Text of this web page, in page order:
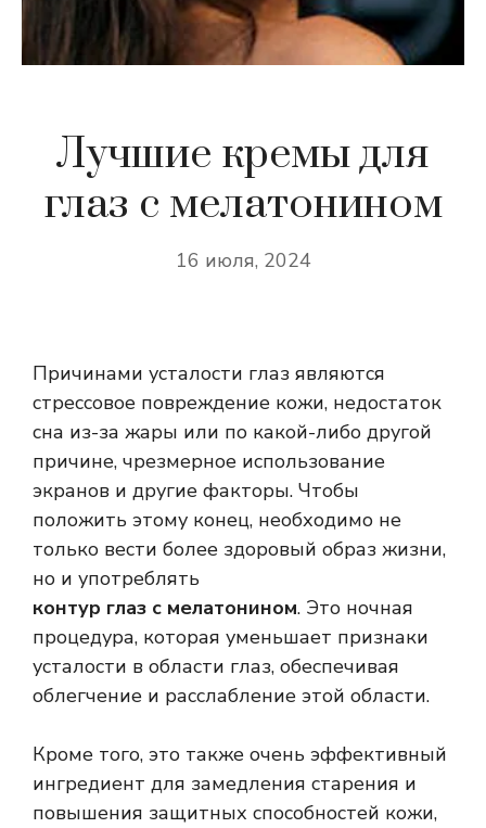
Лучшие кремы для
глаз с мелатонином
16 июля, 2024
Причинами усталости глаз являются
стрессовое повреждение кожи, недостаток
сна из-за жары или по какой-либо другой
причине, чрезмерное использование
экранов и другие факторы. Чтобы
положить этому конец, необходимо не
только вести более здоровый образ жизни,
но и употреблять
контур глаз с мелатонином. Это ночная
процедура, которая уменьшает признаки
усталости в области глаз, обеспечивая
облегчение и расслабление этой области.
Кроме того, это также очень эффективный
ингредиент для замедления старения и
повышения защитных способностей кожи,